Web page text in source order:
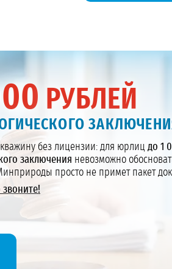
РУБЛЕЙ
без лицензии: для юрлиц до 1
заключения невозможно
просто не примет пакет